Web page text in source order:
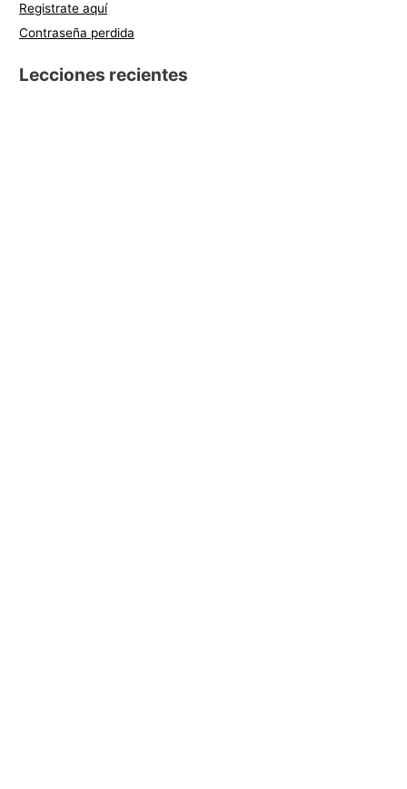
Registrate aquí
Contraseña perdida
Lecciones recientes